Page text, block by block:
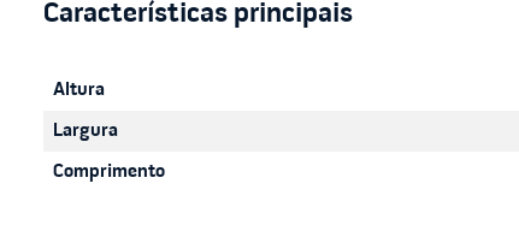
Altura
Largura
Comprimento